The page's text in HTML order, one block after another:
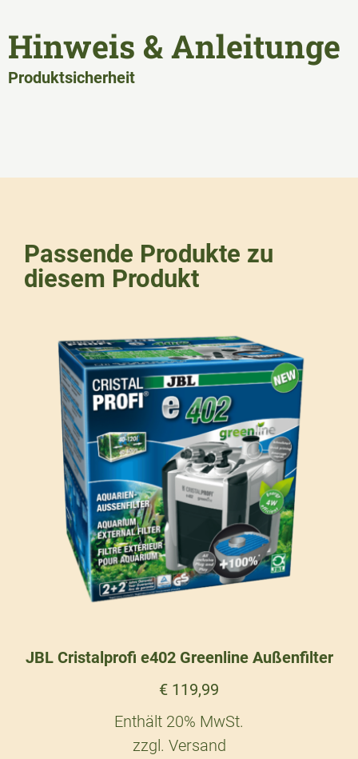
Hinweis & Anleitunge
Produktsicherheit
Passende Produkte zu
diesem Produkt
JBL Cristalprofi e402 Greenline Außenfilter
€ 119,99
Enthält 20% MwSt.
zzgl. Versand